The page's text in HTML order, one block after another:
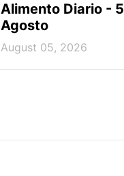
Alimento Diario -
Agosto
August 05, 2026